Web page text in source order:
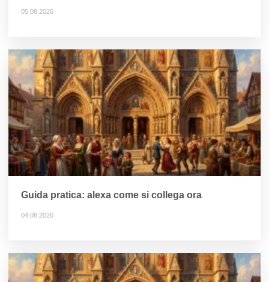
05.08.2026
Guida pratica: alexa come si collega ora
04.08.2026